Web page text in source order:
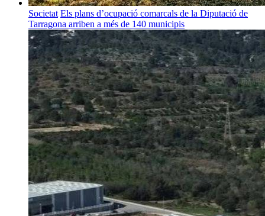
Societat Els plans d’ocupació comarcals de la Diputació de
Tarragona arriben a més de 140 municipis